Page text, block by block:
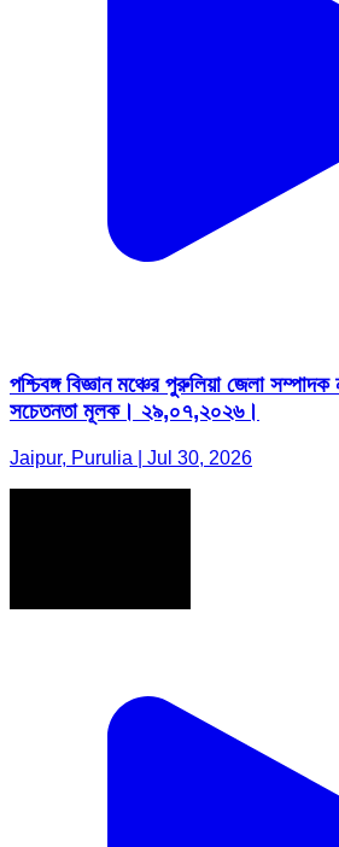
পশ্চিবঙ্গ বিজ্ঞান মঞ্চের পুরুলিয়া জেলা
সচেতনতা মূলক। ২৯,০৭,২০২৬।
Jaipur, Purulia | Jul 30, 2026